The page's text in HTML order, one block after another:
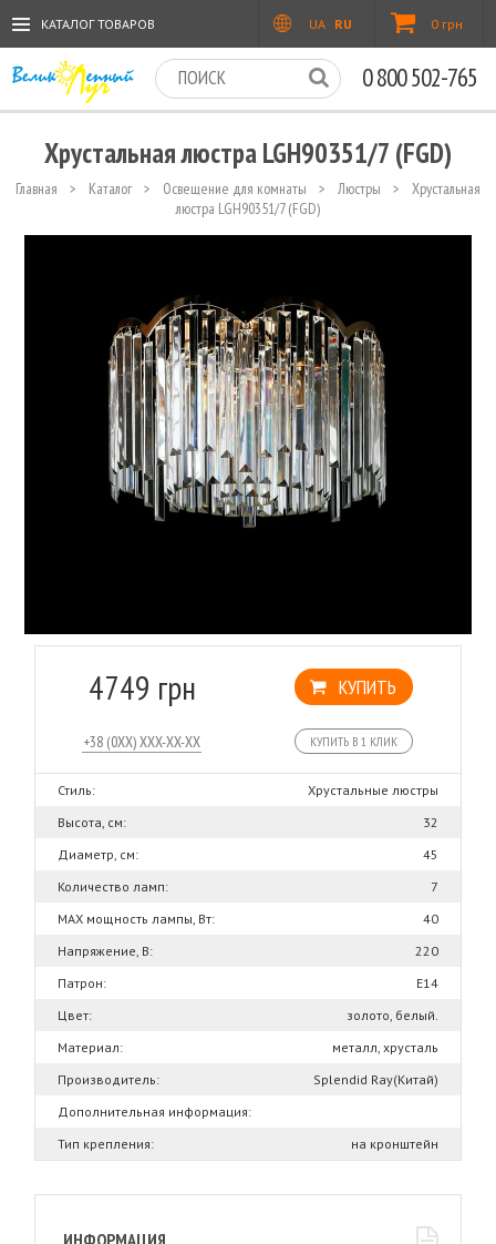
0 грн
UA RU
КАТАЛОГ ТОВАРОВ
0 800 502-765
Хрустальная люстра LGH90351/7 (FGD)
Главная > Каталог > Освещение для комнаты > Люстры >
Хрустальная
люстра LGH90351/7 (FGD)
4749 грн КУПИТЬ
КУПИТЬ В 1 КЛИК
Стиль:
Хрустальные люстры
Высота, см:
32
Диаметр, см:
45
Количество ламп:
7
MAX мощность лампы, Вт:
40
Напряжение, В:
220
Патрон:
Е14
Цвет:
золото, белый.
Материал:
металл, хрусталь
Производитель:
Splendid Ray(Китай)
Дополнительная информация:
Тип крепления:
на кронштейн
ИНФОРМАЦИЯ